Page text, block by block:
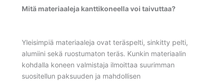
Mitä materiaaleja kanttikoneella voi taivuttaa?
Yleisimpiä materiaaleja ovat teräspelti, sinkitty pelti,
alumiini sekä ruostumaton teräs. Kunkin materiaalin
kohdalla koneen valmistaja ilmoittaa suurimman
suositellun paksuuden ja mahdollisen